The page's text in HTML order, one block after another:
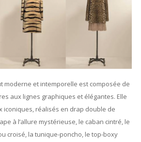
moderne et intemporelle est composée de
aux lignes graphiques et élégantes. Elle
iconiques, réalisés en drap double de
à l’allure mystérieuse, le caban cintré, le
croisé, la tunique-poncho, le top-boxy